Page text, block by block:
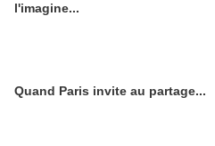
l'imagine...
Quand Paris invite au partage...